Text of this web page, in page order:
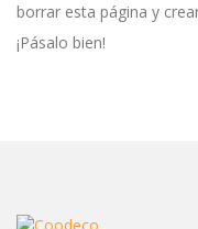
borrar esta página y
¡Pásalo bien!